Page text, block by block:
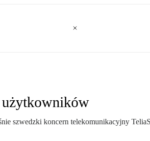
szwedzki koncern telekomunikacyjny